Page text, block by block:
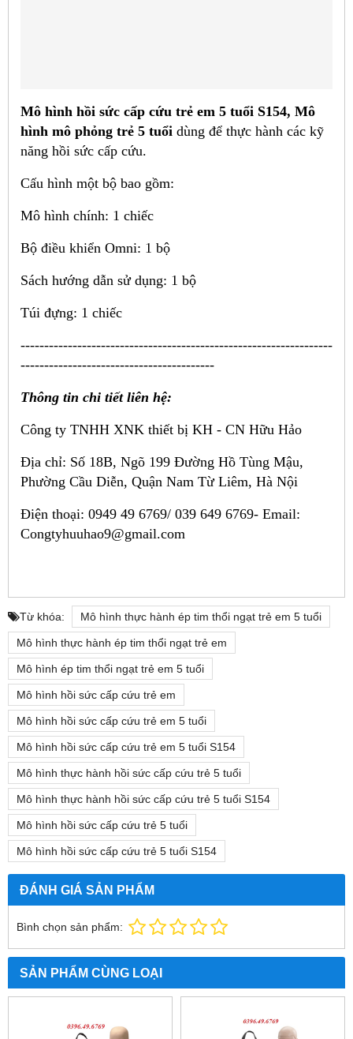
Mô hình hồi sức cấp cứu trẻ em 5 tuổi S154, Mô
hình mô phỏng trẻ 5 tuổi dùng để thực hành các kỹ
năng hồi sức cấp cứu.
Cấu hình một bộ bao gồm:
Mô hình chính: 1 chiếc
Bộ điều khiển Omni: 1 bộ
Sách hướng dẫn sử dụng: 1 bộ
Túi đựng: 1 chiếc
------------------------------------------------------------------
-----------------------------------------
Thông tin chi tiết liên hệ:
Công ty TNHH XNK thiết bị KH - CN Hữu Hảo
Địa chỉ: Số 18B, Ngõ 199 Đường Hồ Tùng Mậu,
Phường Cầu Diễn, Quận Nam Từ Liêm, Hà Nội
Điện thoại: 0949 49 6769/ 039 649 6769- Email:
Congtyhuuhao9@gmail.com
Từ khóa: Mô hình thực hành ép tim thổi ngạt trẻ em 5 tuổi
Mô hình thực hành ép tim thổi ngạt trẻ em
Mô hình ép tim thổi ngạt trẻ em 5 tuổi
Mô hình hồi sức cấp cứu trẻ em
Mô hình hồi sức cấp cứu trẻ em 5 tuổi
Mô hình hồi sức cấp cứu trẻ em 5 tuổi S154
Mô hình thực hành hồi sức cấp cứu trẻ 5 tuổi
Mô hình thực hành hồi sức cấp cứu trẻ 5 tuổi S154
Mô hình hồi sức cấp cứu trẻ 5 tuổi
Mô hình hồi sức cấp cứu trẻ 5 tuổi S154
ĐÁNH GIÁ SẢN PHẨM
Bình chọn sản phẩm:
SẢN PHẨM CÙNG LOẠI